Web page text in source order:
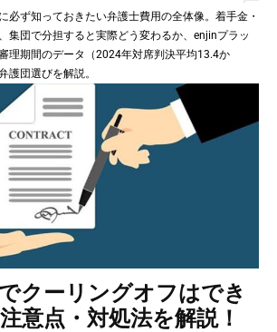
必ず知っておきたい弁護士費用の全体像。着手金・
集団で分担すると実際どう変わるか、enjinプラッ
理期間のデータ（2024年対席判決平均13.4か
護団選びを解説。
クーリングオフはでき
意点・対処法を解説！